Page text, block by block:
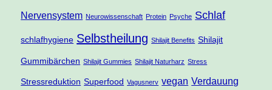
Nervensystem Neurowissenschaft Protein Psyche Schlaf
schlafhygiene Selbstheilung Shilajit Benefits Shilajit
Gummibärchen Shilajit Gummies Shilajit Naturharz Stress
Stressreduktion Superfood Vagusnerv vegan Verdauung